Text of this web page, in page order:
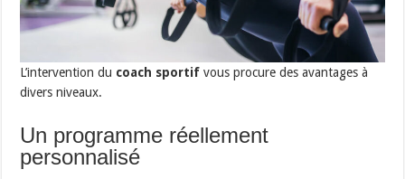
L’intervention du coach sportifvous procure des avantages à
divers niveaux.
Un programme réellement
personnalisé